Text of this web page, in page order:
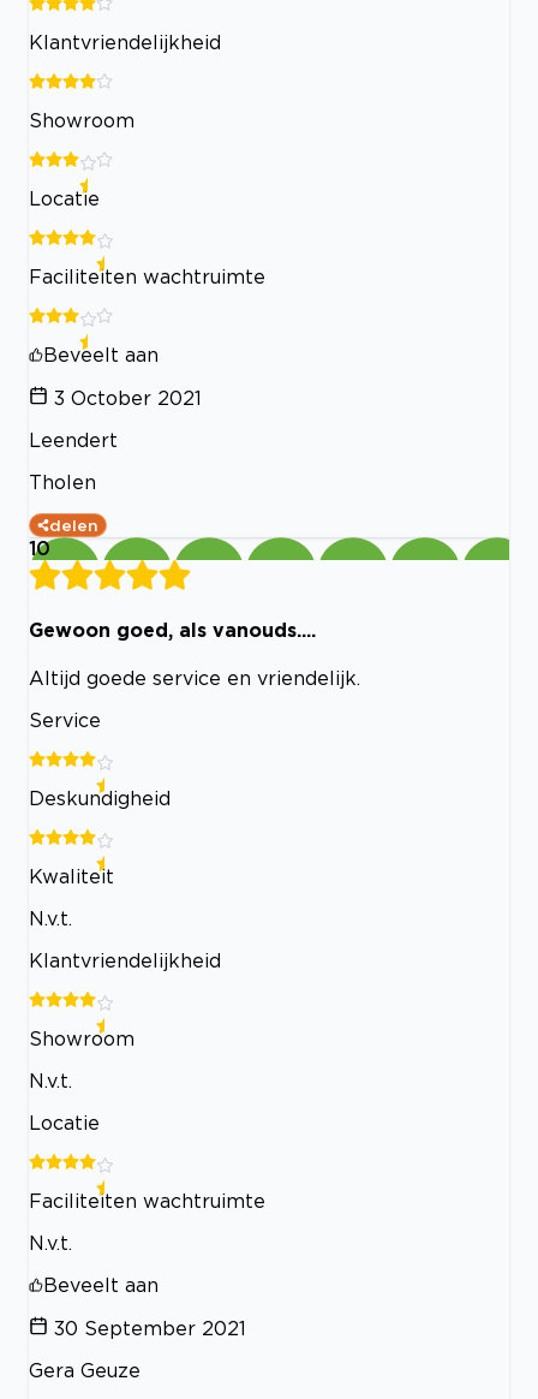
Klantvriendelijkheid
Showroom
Locatie
Faciliteiten wachtruimte
Beveelt aan
3 October 2021
Leendert
Tholen
delen
10
Gewoon goed, als vanouds....
Altijd goede service en vriendelijk.
Service
Deskundigheid
Kwaliteit
N.v.t.
Klantvriendelijkheid
Showroom
N.v.t.
Locatie
Faciliteiten wachtruimte
N.v.t.
Beveelt aan
30 September 2021
Gera Geuze